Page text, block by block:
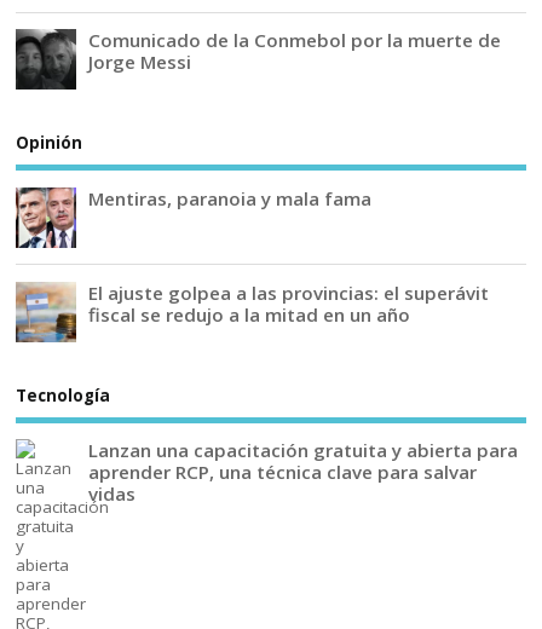
Comunicado de la Conmebol por la muerte de
Jorge Messi
Opinión
Mentiras, paranoia y mala fama
El ajuste golpea a las provincias: el superávit
fiscal se redujo a la mitad en un año
Tecnología
Lanzan una capacitación gratuita y abierta para
aprender RCP, una técnica clave para salvar
vidas